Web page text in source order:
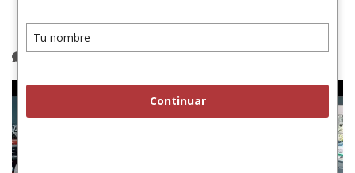
Categoría:
Continuar